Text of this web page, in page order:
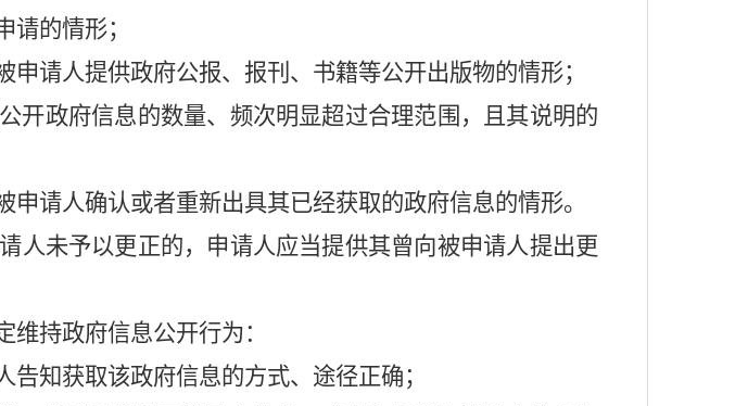
请的情形；
请人提供政府公报、报刊、书籍等公开出版物的情形；
开政府信息的数量、频次明显超过合理范围，且其说明的
请人确认或者重新出具其已经获取的政府信息的情形。
未予以更正的，申请人应当提供其曾向被申请人提出更
持政府信息公开行为：
告知获取该政府信息的方式、途径正确；